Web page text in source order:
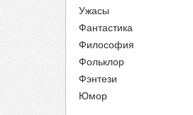
Ужасы
Фантастика
Философия
Фольклор
Фэнтези
Юмор